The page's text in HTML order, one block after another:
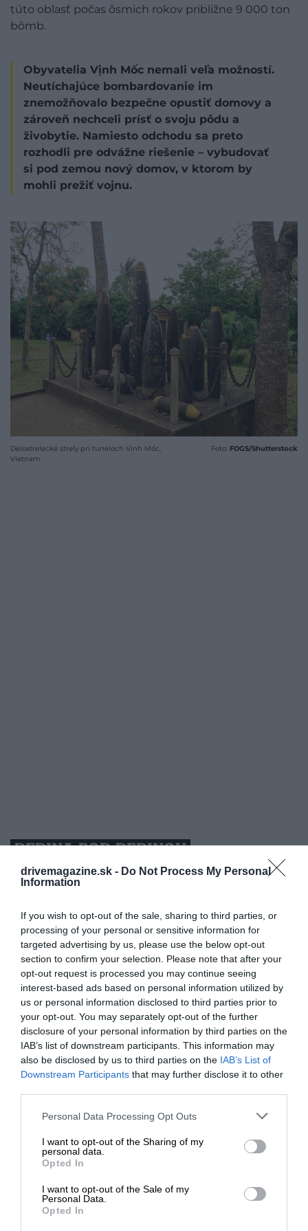
drivemagazine.sk - Do Not Process My Personal
Information
If you wish to opt-out of the sale, sharing to third parties, or
processing of your personal or sensitive information for
targeted advertising by us, please use the below opt-out
section to confirm your selection. Please note that after your
opt-out request is processed you may continue seeing
interest-based ads based on personal information utilized by
us or personal information disclosed to third parties prior to
your opt-out. You may separately opt-out of the further
disclosure of your personal information by third parties on the
IAB’s list of downstream participants. This information may
also be disclosed by us to third parties on the IAB’s List of
Downstream Participants that may further disclose it to other
Please note that this website/app uses one or more Google
not limited to your visit or usage behaviour. You may click to
grant or deny consent to Google and its third-party tags to
use your data for below specified purposes in below Google
consent section.
Personal Data Processing Opt Outs
I want to opt-out of the Sharing of my
personal data.
Opted In
I want to opt-out of the Sale of my
Personal Data.
Opted In
túto oblasť počas ôsmich rokov približne 9 000 ton
bômb.
Obyvatelia Vịnh Mốc nemali veľa možností.
Neutíchajúce bombardovanie im
znemožňovalo bezpečne opustiť domovy a
zároveň nechceli prísť o svoju pôdu a
živobytie. Namiesto odchodu sa preto
rozhodli pre odvážne riešenie – vybudovať
si pod zemou nový domov, v ktorom by
mohli prežiť vojnu.
Delostrelecké strely pri tuneloch Vịnh Mốc,
Vietnam
Foto: FOGS/Shutterstock
DEDINA POD DEDINOU
Stavba tunelov sa začala v roku 1965 a trvala
navrhnutý ako obývateľný podzemný úkryt. Jeho
chodby sa tiahli v dĺžke viac ako jeden a pol
kilometra a boli vybudované na troch úrovniach v
hĺbke približne 15 až 23 metrov pod zemou.
Tunely vo Vịnh Mốc boli priestrannejšie než slávny
podzemný komplex Củ Chi v južnom Vietname
mnohých miestach sa v nich dalo pohybovať aj
postojačky. Do stien boli zároveň vytesané malé
výklenky vysoké približne jeden meter a hlboké dva
metre, ktoré slúžili ako skromné obytné priestory.
Práve v nich rodiny spali a trávili väčšinu času počas
života v podzemí.
Celý systém mal 13 východov, ktoré zabezpečovali
nielen prístup do tunelov, ale aj ich prirodzené
vetranie. Niektoré ústili na okolité polia, ďalšie
smerovali k pobrežiu a k moru. Chodby boli navyše
navrhnuté v cikcakovitom tvare, aby sa